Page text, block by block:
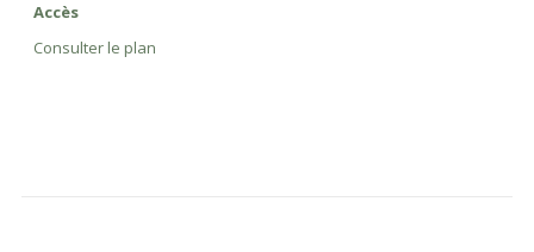
Accès
Consulter le plan